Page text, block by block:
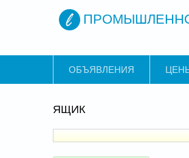
ОБЪЯВЛЕНИЯ
ЯЩИК